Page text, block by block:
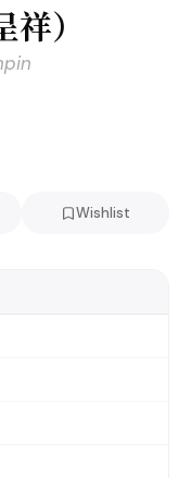
）
Wishlist